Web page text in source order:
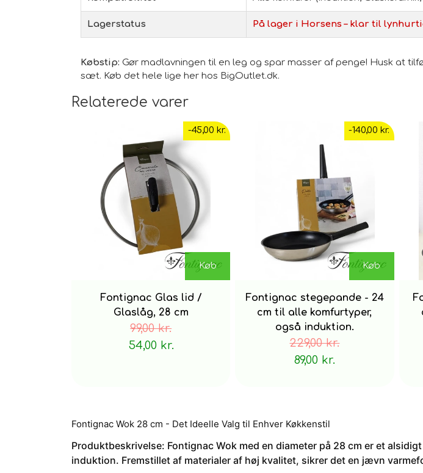
Lagerstatus På lager i Horsens – klar til
Købstip: Gør madlavningen til en leg og spar masser af penge! Husk at
sæt. Køb det hele lige her hos BigOutlet.dk.
Relaterede varer
-45,00 kr.
Køb
Fontignac Glas lid /
Glaslåg, 28 cm
99,00 kr.
54,00 kr.
-140,00 kr.
Køb
Fontignac stegepande - 24
cm til alle komfurtyper,
også induktion.
229,00 kr.
89,00 kr.
Fontignac Wok 28 cm - Det Ideelle Valg til Enhver Køkkenstil
Produktbeskrivelse: Fontignac Wok med en diameter på 28 cm er et
induktion. Fremstillet af materialer af høj kvalitet, sikrer det en jævn